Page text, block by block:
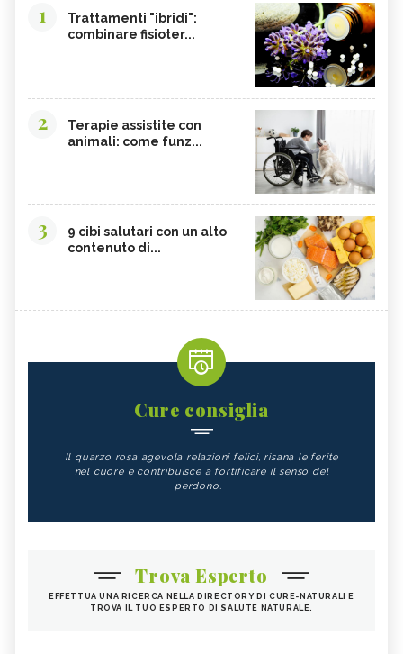
1
Trattamenti "ibridi":
combinare fisioter...
2
Terapie assistite con
animali: come funz...
3
9 cibi salutari con un alto
contenuto di...
Cure consiglia
Il quarzo rosa agevola relazioni felici, risana le ferite
nel cuore e contribuisce a fortificare il senso del
perdono.
Trova Esperto
EFFETTUA UNA RICERCA NELLA DIRECTORY DI CURE-NATURALI E
TROVA IL TUO ESPERTO DI SALUTE NATURALE.